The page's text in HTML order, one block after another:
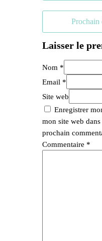
Prochain
Laisser le
Nom *
Email *
Site web
Enregistrer
mon site web
prochain
Commentaire *